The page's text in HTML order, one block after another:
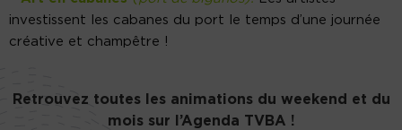
investissent les cabanes du port le temps d’une journée
créative et champêtre !
Retrouvez toutes les animations du weekend et du
mois sur
l’Agenda TVBA !